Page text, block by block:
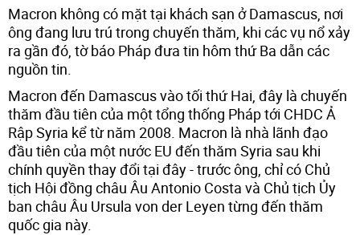
Macron không có mặt tại khách sạn ở Damascus, nơi
ông đang lưu trú trong chuyến thăm, khi các vụ nổ xảy
ra gần đó, tờ báo Pháp đưa tin hôm thứ Ba dẫn các
nguồn tin.
Macron đến Damascus vào tối thứ Hai, đây là chuyến
thăm đầu tiên của một tổng thống Pháp tới CHDC Ả
Rập Syria kể từ năm 2008. Macron là nhà lãnh đạo
đầu tiên của một nước EU đến thăm Syria sau khi
chính quyền thay đổi tại đây - trước ông, chỉ có Chủ
tịch Hội đồng châu Âu Antonio Costa và Chủ tịch Ủy
ban châu Âu Ursula von der Leyen từng đến thăm
quốc gia này.